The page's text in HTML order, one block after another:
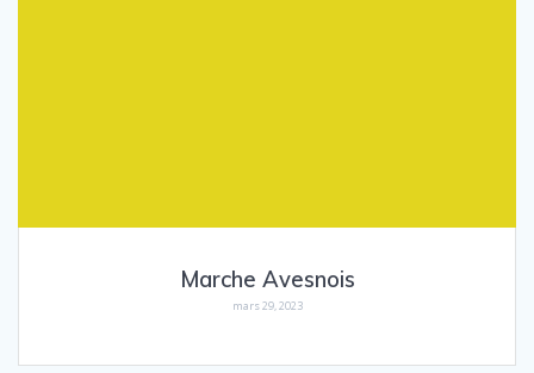
Marche Avesnois
mars 29, 2023